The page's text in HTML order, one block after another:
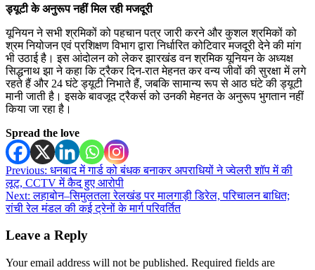
ड्यूटी के अनुरूप नहीं मिल रही मजदूरी
यूनियन ने सभी श्रमिकों को पहचान पत्र जारी करने और कुशल श्रमिकों को
श्रम नियोजन एवं प्रशिक्षण विभाग द्वारा निर्धारित कोटिवार मजदूरी देने की मांग
भी उठाई है। इस आंदोलन को लेकर झारखंड वन श्रमिक यूनियन के अध्यक्ष
सिद्धनाथ झा ने कहा कि ट्रैकर दिन-रात मेहनत कर वन्य जीवों की सुरक्षा में लगे
रहते हैं और 24 घंटे ड्यूटी निभाते हैं, जबकि सामान्य रूप से आठ घंटे की ड्यूटी
मानी जाती है। इसके बावजूद ट्रैकर्स को उनकी मेहनत के अनुरूप भुगतान नहीं
किया जा रहा है।
Spread the love
Post
navigation
Previous: धनबाद में गार्ड को बंधक बनाकर अपराधियों ने ज्वेलरी शॉप में की
लूट, CCTV में कैद हुए आरोपी
Next: लहाबोन–सिमुलतला रेलखंड पर मालगाड़ी डिरेल, परिचालन बाधित;
रांची रेल मंडल की कई ट्रेनों के मार्ग परिवर्तित
Leave a Reply
Your email address will not be published. Required fields are